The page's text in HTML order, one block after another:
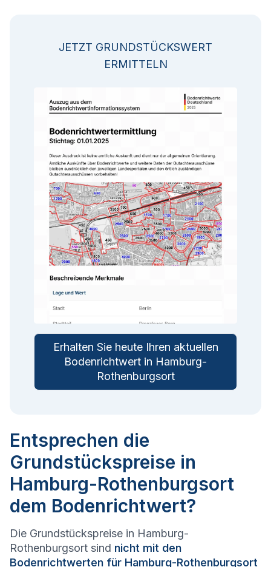
JETZT GRUNDSTÜCKSWERT
ERMITTELN
Erhalten Sie heute Ihren aktuellen
Bodenrichtwert in Hamburg-
Rothenburgsort
Entsprechen die
Grundstückspreise in
Hamburg-Rothenburgsort
dem Bodenrichtwert?
Die Grundstückspreise in Hamburg-
Rothenburgsort sind nicht mit den
Bodenrichtwerten für Hamburg-Rothenburgsort